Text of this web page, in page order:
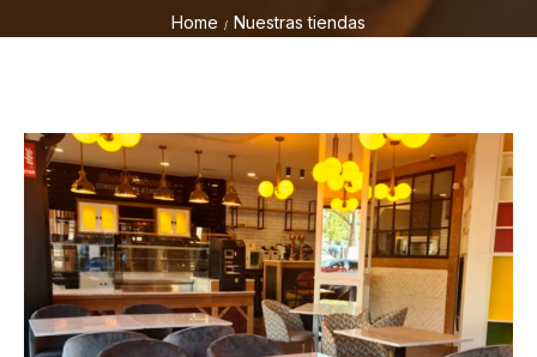
Home / Nuestras tiendas